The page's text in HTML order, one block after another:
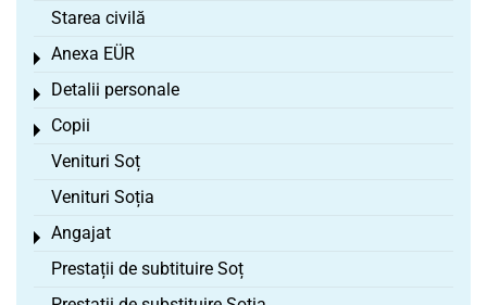
Starea civilă
Anexa EÜR
Toggle menu
Detalii personale
Toggle menu
Copii
Toggle menu
Venituri Soț
Venituri Soția
Angajat
Toggle menu
Prestații de subtituire Soț